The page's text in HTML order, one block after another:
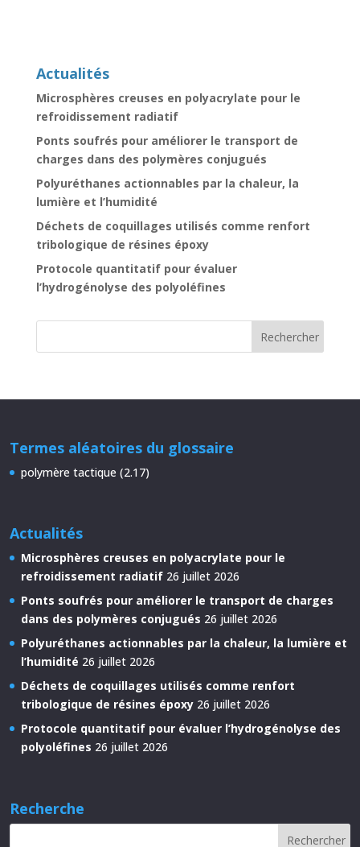
Actualités
Microsphères creuses en polyacrylate pour le
refroidissement radiatif
Ponts soufrés pour améliorer le transport de
charges dans des polymères conjugués
Polyuréthanes actionnables par la chaleur, la
lumière et l’humidité
Déchets de coquillages utilisés comme renfort
tribologique de résines époxy
Protocole quantitatif pour évaluer
l’hydrogénolyse des polyoléfines
Termes aléatoires du glossaire
polymère tactique (2.17)
Actualités
Microsphères creuses en polyacrylate pour le
refroidissement radiatif 26 juillet 2026
Ponts soufrés pour améliorer le transport de charges
dans des polymères conjugués 26 juillet 2026
Polyuréthanes actionnables par la chaleur, la lumière et
l’humidité 26 juillet 2026
Déchets de coquillages utilisés comme renfort
tribologique de résines époxy 26 juillet 2026
Protocole quantitatif pour évaluer l’hydrogénolyse des
polyoléfines 26 juillet 2026
Recherche